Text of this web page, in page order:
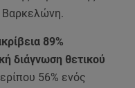
Βαρκελώνη.
89%
διάγνωση θετικού
56% ενός